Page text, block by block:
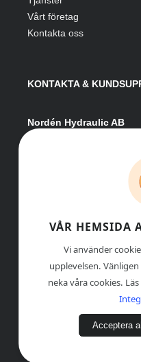
Vårt företag
Kontakta oss
KONTAKTA &
Nordén Hydraulic AB
Org-nr: 556531-8424
© COPYRIGHT,
VÅR HEMSIDA
Vi använder
upplevelsen.
neka våra cookies.
Acceptera